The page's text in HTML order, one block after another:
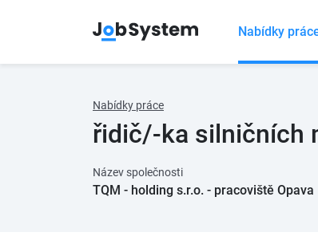
Nabídky
Nabídky práce
řidič/-ka silničních
Název společnosti
TQM - holding s.r.o. - pracoviště Opava